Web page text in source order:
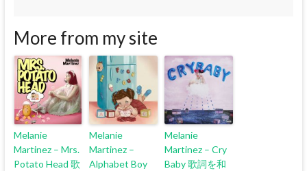
More from my site
Melanie
Martinez – Mrs.
Potato Head 歌
Melanie
Martinez –
Alphabet Boy
Melanie
Martinez – Cry
Baby 歌詞を和